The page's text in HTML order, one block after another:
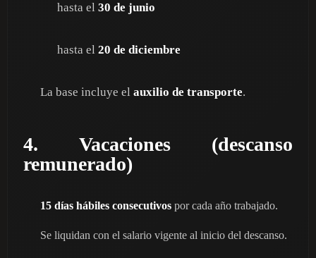
hasta el 30 de junio
hasta el 20 de diciembre
La base incluye el auxilio de transporte.
4. Vacaciones (descanso
remunerado)
15 días hábiles consecutivos por cada año trabajado.
Se liquidan con el salario vigente al inicio del descanso.